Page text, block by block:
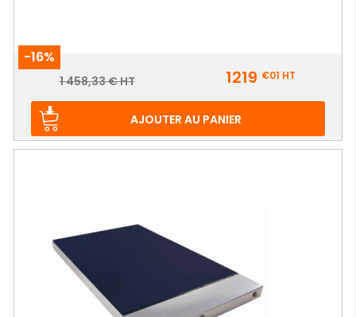
-16%
Prix
Prix
1 458,33 € HT 1219 €01 HT
AJOUTER AU PANIER